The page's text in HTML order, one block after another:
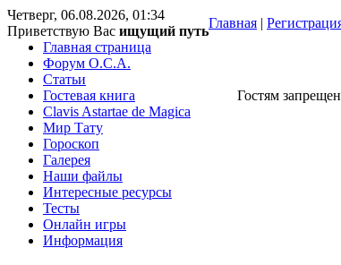
Четверг, 06.08.2026, 01:34
Приветствую Вас ищущий путь
Главная |
Главная страница
Форум O.C.A.
Статьи
Гостевая книга
Clavis Astartae de Magica
Мир Тату
Гороскоп
Галерея
Наши файлы
Интересные ресурсы
Тесты
Онлайн игры
Информация
Гостям